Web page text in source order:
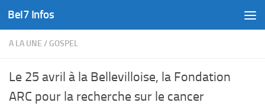
Skip to content
Bel7 Infos
A LA UNE / GOSPEL
Le 25 avril à la Bellevilloise, la Fondation
ARC pour la recherche sur le cancer